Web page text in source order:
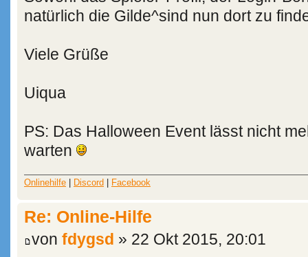
natürlich die Gilde^sind nun dort zu
Viele Grüße
Uiqua
PS: Das Halloween Event lässt nicht
warten
Onlinehilfe Discord Facebook
Re: Online-Hilfe
von fdygsd » 22 Okt 2015, 20:01